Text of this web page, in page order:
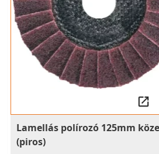
Lamellás polírozó 125mm
(piros)